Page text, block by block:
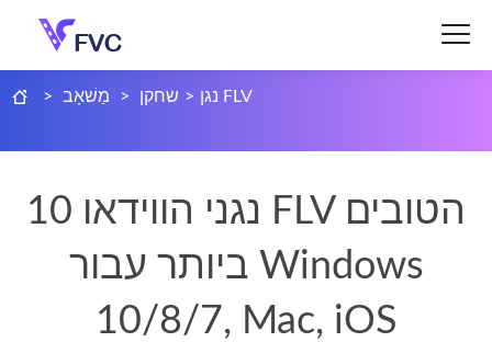
> מַשׁאָב > שחקן > נגן FLV
10 נגני הווידאו FLV הטובים
ביותר עבור Windows
10/8/7, Mac, iOS